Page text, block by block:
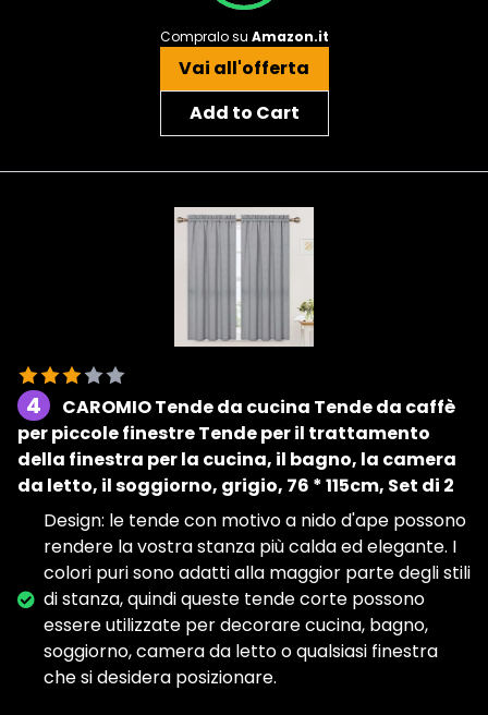
Compralo su Amazon.it
Vai all'offerta
Add to Cart
4
CAROMIO Tende da cucina Tende da caffè
per piccole finestre Tende per il trattamento
della finestra per la cucina, il bagno, la camera
da letto, il soggiorno, grigio, 76 * 115cm, Set di 2
Design: le tende con motivo a nido d'ape possono
rendere la vostra stanza più calda ed elegante. I
colori puri sono adatti alla maggior parte degli stili
di stanza, quindi queste tende corte possono
essere utilizzate per decorare cucina, bagno,
soggiorno, camera da letto o qualsiasi finestra
che si desidera posizionare.